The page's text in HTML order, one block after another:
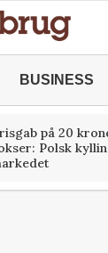
BUSINESS
på 20
Polsk